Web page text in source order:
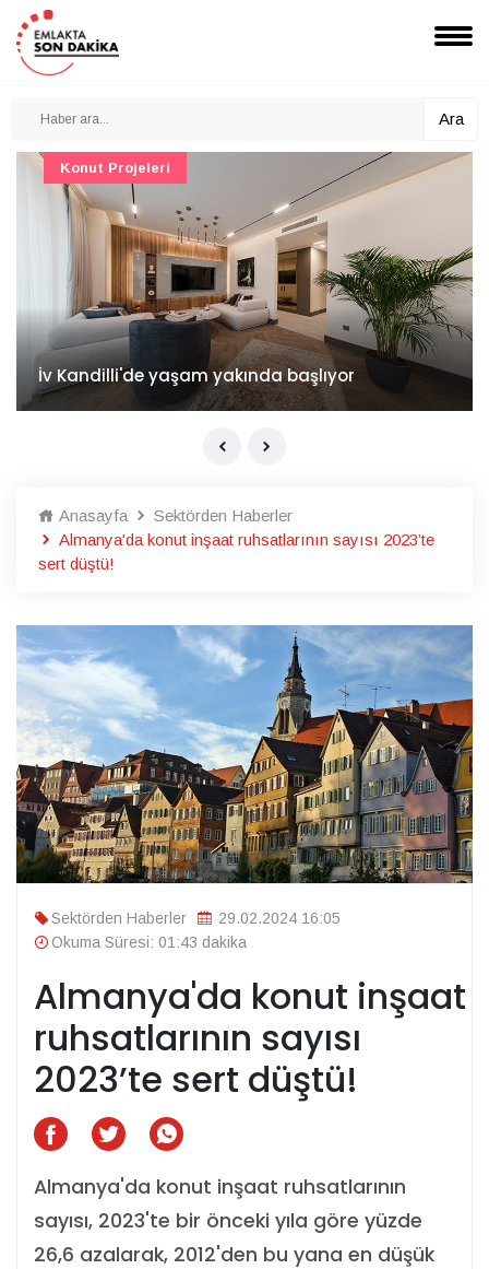
Ara
İv Kandilli'de yaşam yakında başlıyor
Konut Projeleri
Anasayfa
Sektörden Haberler
Almanya'da konut inşaat ruhsatlarının sayısı 2023’te
sert düştü!
Sektörden Haberler
29.02.2024 16:05
Okuma Süresi: 01:43 dakika
Almanya'da konut inşaat
ruhsatlarının sayısı
2023’te sert düştü!
Almanya'da konut inşaat ruhsatlarının
sayısı, 2023'te bir önceki yıla göre yüzde
26,6 azalarak, 2012'den bu yana en düşük